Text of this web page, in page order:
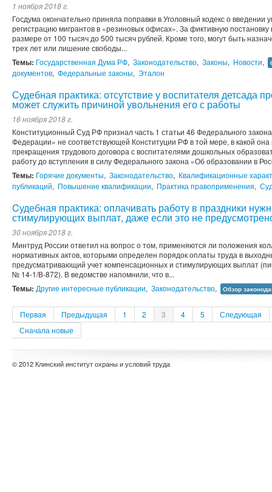
1 ноября 2018 г.
Госдума окончательно приняла поправки в Уголовный кодекс о введении
регистрацию мигрантов в «резиновых офисах». За фиктивную
размере от 100 тысяч до 500 тысяч рублей. Кроме того, могут быть
трех лет или лишение свободы...
Темы: Государственная Дума РФ, Законодательство, Законы, Новости,
документов, Федеральные законы, Эталон
Судебная практика: отсутствие у воспитателя детсада
может служить причиной увольнения его с работы
16 ноября 2018 г.
Конституционный Суд РФ признал часть 1 статьи 46 Федерального
Федерации» не соответствующей Конституции РФ в той мере, в какой она
прекращения трудового договора с воспитателями дошкольных
работу до вступления в силу Федерального закона «Об образовании в
Темы: Горячие документы, Законодательство, Квалификационные
публикаций, Повышение квалификации, Практика правоприменения,
Cудебная практика: оплачивать работу в праздники
стимулирующих выплат, даже если это не
30 ноября 2018 г.
Минтруд России ответил на вопрос о том, применяются ли положения
нормативных актов, которыми определен порядок оплаты труда в
предусматривающий учет компенсационных и стимулирующих выплат
№ 14-1/В-872). В ведомстве напомнили, что в...
Темы: Другие интересные публикации, Законодательство, Обзор
Первая Предыдущая 1 2 3 4 5
Следующая
Сначала новые
© 2012 Клинский институт охраны и условий труда